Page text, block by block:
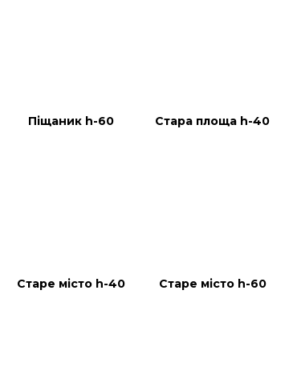
Піщаник h-60 Стара площа h-40
Старе місто h-40 Старе місто h-60